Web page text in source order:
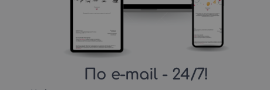
По e-mail- 24/7!